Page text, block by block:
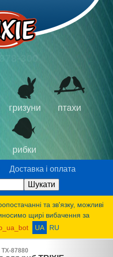
300
гризуни птахи
рибки
Доставка і оплата
та зв'язку, можливі
щирі вибачення за
UA RU
TX-87880